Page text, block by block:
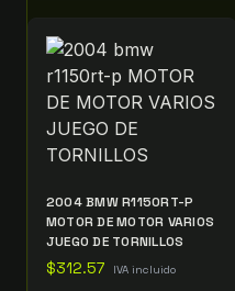
2004 BMW R1150RT-P
MOTOR DE MOTOR VARIOS
JUEGO DE TORNILLOS
$312.57 IVA incluido